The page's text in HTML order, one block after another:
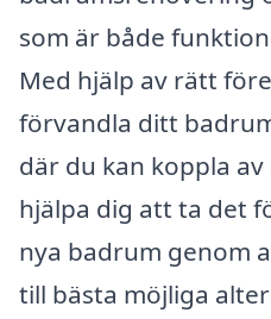
som är både
Med hjälp av rätt
förvandla ditt
där du kan koppla
hjälpa dig att ta det
nya badrum genom
till bästa möjliga